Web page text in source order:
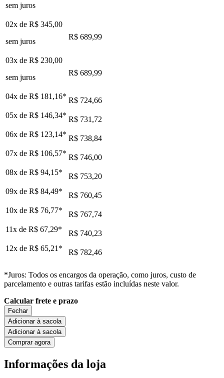
sem juros
02x de R$ 345,00
sem juros
R$ 689,99
03x de R$ 230,00
sem juros
R$ 689,99
04x de R$ 181,16* R$ 724,66
05x de R$ 146,34* R$ 731,72
06x de R$ 123,14* R$ 738,84
07x de R$ 106,57* R$ 746,00
08x de R$ 94,15*
R$ 753,20
09x de R$ 84,49*
R$ 760,45
10x de R$ 76,77*
R$ 767,74
11x de R$ 67,29*
R$ 740,23
12x de R$ 65,21 * R$ 782,46
*Juros: Todos os encargos da operação, como juros, custo de
parcelamento e outras tarifas estão incluídas neste valor.
Calcular frete e prazo
Fechar
Adicionar à sacola
Adicionar à sacola
Comprar agora
Informações da loja